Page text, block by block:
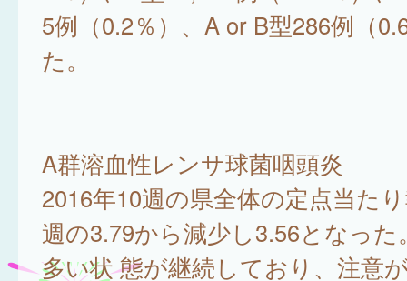
5例（0.2％）、A or B型286例（
た。
A群溶血性レンサ球菌咽頭炎
2016年10週の県全体の定点当た
週の3.79から減少し3.56となった
多い状 態が継続しており、注意